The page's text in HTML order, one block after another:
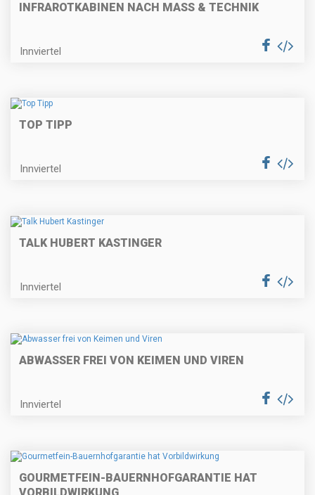
INFRAROTKABINEN NACH MASS & TECHNIK
Innviertel
TOP TIPP
Innviertel
TALK HUBERT KASTINGER
Innviertel
ABWASSER FREI VON KEIMEN UND VIREN
Innviertel
GOURMETFEIN-BAUERNHOFGARANTIE HAT